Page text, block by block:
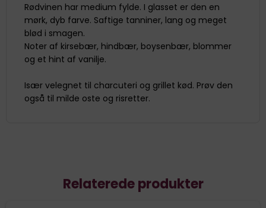
Rødvinen har medium fylde. I glasset er den en
mørk, dyb farve. Saftige tanniner, lang og meget
blød i smagen.
Noter af kirsebær, hindbær, boysenbær, blommer
og et hint af vanilje.
Især velegnet til charcuteri og grillet kød. Prøv den
også til milde oste og risretter.
Relaterede produkter